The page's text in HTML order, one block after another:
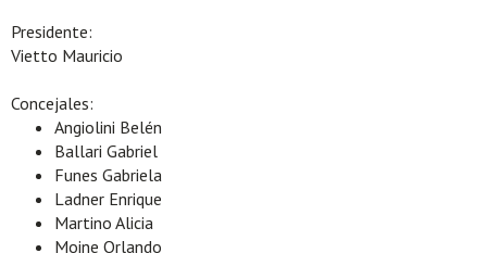
Presidente:
Vietto Mauricio
Concejales:
Angiolini Belén
Ballari Gabriel
Funes Gabriela
Ladner Enrique
Martino Alicia
Moine Orlando